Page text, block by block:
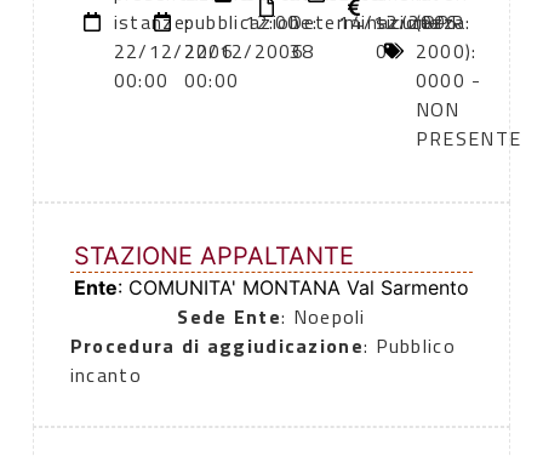
istanze:
22/12/2006
00:00
pubblicazione:
22/12/2006
00:00
12:00Determinazione
38
14/12/2006
sicurezza:
0
(DPR
2000):
0000 -
NON
PRESENTE
STAZIONE APPALTANTE
Ente: COMUNITA' MONTANA Val Sarmento
Sede Ente: Noepoli
Procedura di aggiudicazione: Pubblico
incanto